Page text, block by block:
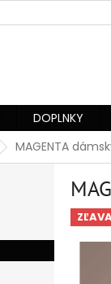
DOPLNKY
MAGENTA